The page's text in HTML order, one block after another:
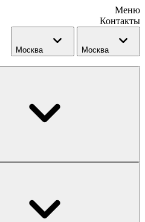
Меню
Контакты
Москва Москва